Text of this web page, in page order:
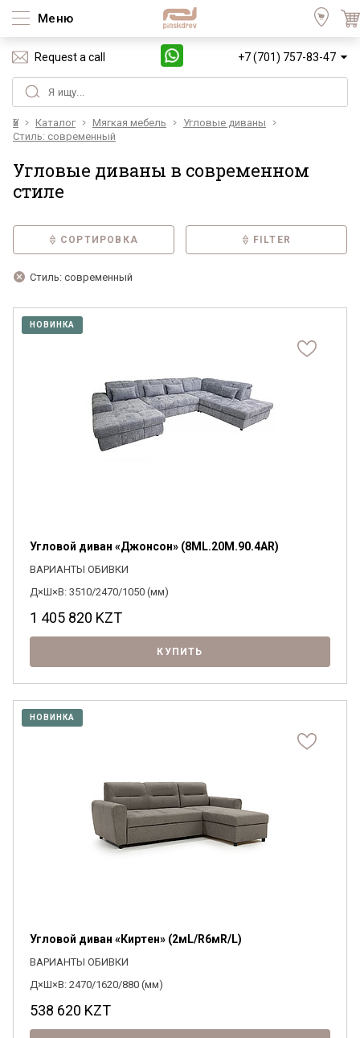
Меню
Request a call +7 (701) 757-83-47
Үй Каталог Мягкая мебель
Угловые диваны
Стиль: современный
Угловые диваны в современном
стиле
СОРТИРОВКА FILTER
Стиль: современный
НОВИНКА
Угловой диван «Джонсон» (8ML.20M.90.4AR)
ВАРИАНТЫ ОБИВКИ
Д×Ш×В: 3510/2470/1050 (мм)
1 405 820 KZT
КУПИТЬ
НОВИНКА
Угловой диван «Киртен» (2мL/R6мR/L)
ВАРИАНТЫ ОБИВКИ
Д×Ш×В: 2470/1620/880 (мм)
538 620 KZT